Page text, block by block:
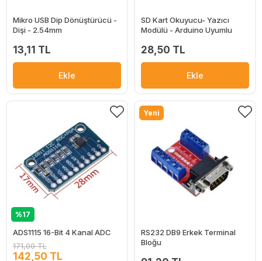
Mikro USB Dip Dönüştürücü -
Dişi - 2.54mm
13,11 TL
Ekle
SD Kart Okuyucu- Yazıcı
Modülü - Arduino Uyumlu
28,50 TL
Ekle
%17
ADS1115 16-Bit 4 Kanal ADC
171,00 TL
142,50 TL
Yeni
RS232 DB9 Erkek Terminal
Bloğu